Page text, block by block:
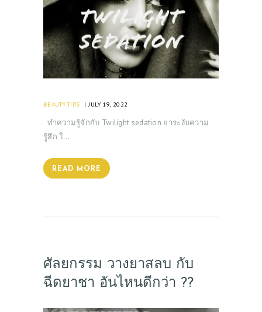
BEAUTY TIPS JULY 19, 2022
ทำความรู้จักกับ Twilight sedation ยาระงับความ
รู้สึก ใ…
READ MORE
ศัลยกรรม วางยาสลบ กับ
ฉีดยาชา อันไหนดีกว่า ??